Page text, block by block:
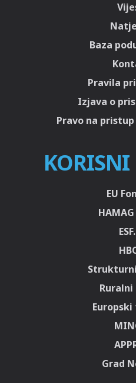
Baza
Pravila
Izjava o
Pravo na
EU
Grad